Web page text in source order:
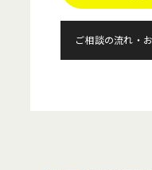
ご相談の流れ・